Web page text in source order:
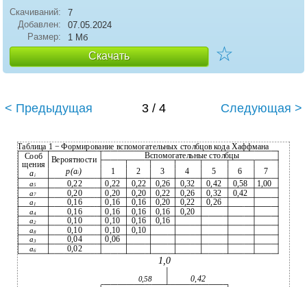
Скачиваний:
7
Добавлен:
07.05.2024
Размер:
1 Мб
Скачать ☆
< Предыдущая 3 / 4 Следующая >
Таблица 1 − Формирование вспомогательных столбцов кода Хаффмана
Сооб
Вероятности
Вспомогательные столбцы
щения
р(аi) 1 2 3 4 5 6 7
аi
а5 0,22 0,22 0,22 0,26 0,32 0,42 0,58 1,00
а7 0,20 0,20 0,20 0,22 0,26 0,32 0,42
а 1 0,16 0,16 0,16 0,20 0,22 0,26
а4 0,16 0,16 0,16 0,16 0,20
а2 0,10 0,10 0,16 0,16
а8 0,10 0,10 0,10
а3 0,04 0,06
а6 0,02
1,0
0,58
0,42